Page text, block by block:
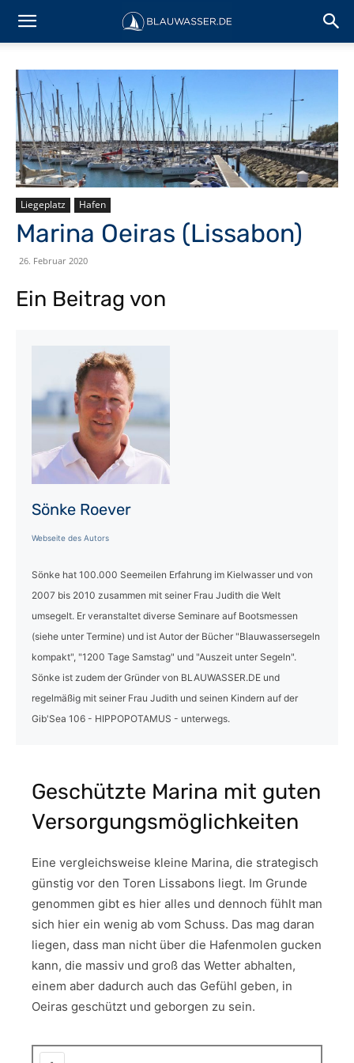
Liegeplatz Hafen
Marina Oeiras (Lissabon)
26. Februar 2020
Ein Beitrag von
Sönke Roever
Webseite des Autors
Sönke hat 100.000 Seemeilen Erfahrung im Kielwasser und von
2007 bis 2010 zusammen mit seiner Frau Judith die Welt
umsegelt. Er veranstaltet diverse Seminare auf Bootsmessen
(siehe unter Termine) und ist Autor der Bücher "Blauwassersegeln
kompakt", "1200 Tage Samstag" und "Auszeit unter Segeln".
Sönke ist zudem der Gründer von BLAUWASSER.DE und
regelmäßig mit seiner Frau Judith und seinen Kindern auf der
Gib'Sea 106 - HIPPOPOTAMUS - unterwegs.
Geschützte Marina mit guten
Versorgungsmöglichkeiten
Eine vergleichsweise kleine Marina, die strategisch
günstig vor den Toren Lissabons liegt. Im Grunde
genommen gibt es hier alles und dennoch fühlt man
sich hier ein wenig ab vom Schuss. Das mag daran
liegen, dass man nicht über die Hafenmolen gucken
kann, die massiv und groß das Wetter abhalten,
einem aber dadurch auch das Gefühl geben, in
Oeiras geschützt und geborgen zu sein.